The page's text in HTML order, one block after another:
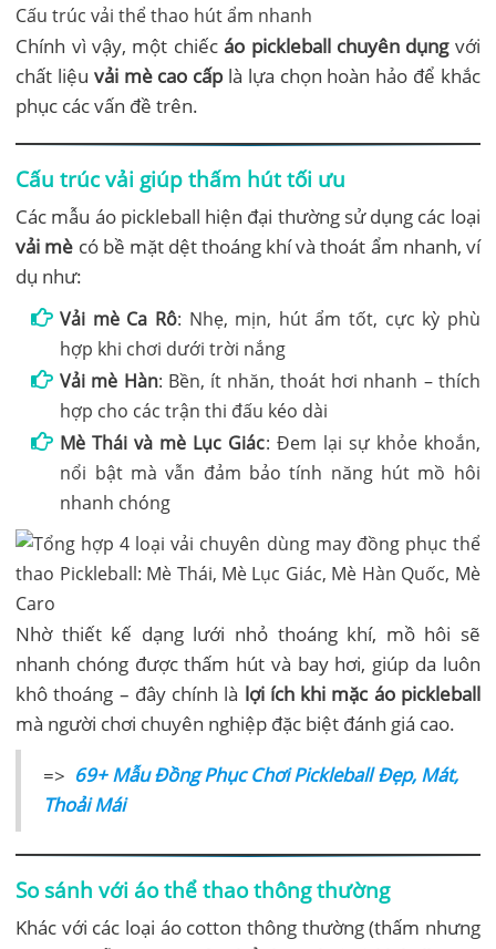
Cấu trúc vải thể thao hút ẩm nhanh
Chính vì vậy, một chiếcáo pickleball chuyên dụngvới
chất liệu vải mè cao cấplà lựa chọn hoàn hảo để khắc
phục các vấn đề trên.
Cấu trúc vải giúp thấm hút tối ưu
Các mẫu áo pickleball hiện đại thường sử dụng các loại
vải mè có bề mặt dệt thoáng khí và thoát ẩm nhanh, ví
dụ như:
Vải mè Ca Rô: Nhẹ, mịn, hút ẩm tốt, cực kỳ phù
hợp khi chơi dưới trời nắng
Vải mè Hàn: Bền, ít nhăn, thoát hơi nhanh – thích
hợp cho các trận thi đấu kéo dài
Mè Thái và mè Lục Giác: Đem lại sự khỏe khoắn,
nổi bật mà vẫn đảm bảo tính năng hút mồ hôi
nhanh chóng
Nhờ thiết kế dạng lưới nhỏ thoáng khí, mồ hôi sẽ
nhanh chóng được thấm hút và bay hơi, giúp da luôn
khô thoáng – đây chính là lợi ích khi mặc áo pickleball
mà người chơi chuyên nghiệp đặc biệt đánh giá cao.
=> 69+ Mẫu Đồng Phục Chơi Pickleball Đẹp, Mát,
Thoải Mái
So sánh với áo thể thao thông thường
Khác với các loại áo cotton thông thường (thấm nhưng